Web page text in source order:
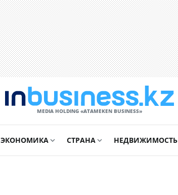
MEDIA HOLDING «ATAMEKЕN BUSINESS»
ЭКОНОМИКА СТРАНА НЕДВИЖИМОСТЬ